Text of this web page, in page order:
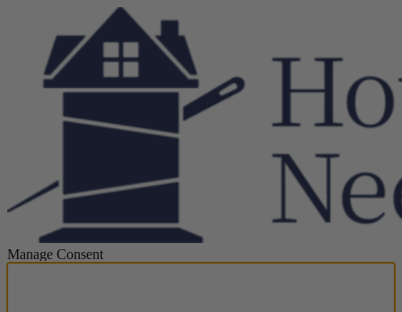
Manage Consent